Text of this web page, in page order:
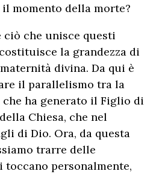
momento della morte?
che unisce questi
la grandezza di
divina. Da qui è
il parallelismo tra la
ha generato il Figlio di
Chiesa, che nel
di Dio. Ora, da questa
trarre delle
toccano personalmente,